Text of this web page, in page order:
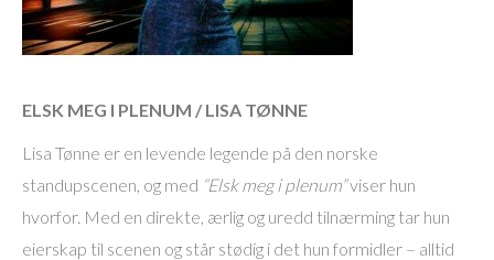
ELSK MEG I PLENUM / LISA TØNNE
Lisa Tønne er en levende legende på den norske
standupscenen, og med “Elsk meg i plenum”viser hun
hvorfor. Med en direkte, ærlig og uredd tilnærming tar hun
eierskap til scenen og står stødig i det hun formidler – alltid